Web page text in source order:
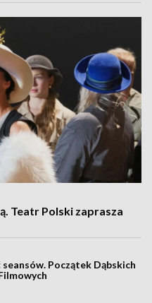
Teatr Polski zaprasza
seansów. Początek Dąbskich